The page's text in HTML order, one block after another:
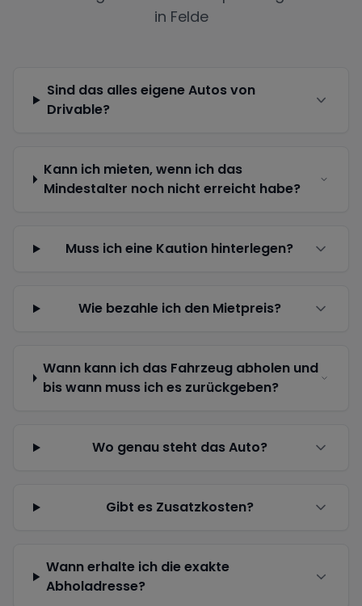
in Felde
Sind das alles eigene Autos von
Drivable?
Kann ich mieten, wenn ich das
Mindestalter noch nicht erreicht habe?
Muss ich eine Kaution hinterlegen?
Wie bezahle ich den Mietpreis?
Wann kann ich das Fahrzeug abholen und
bis wann muss ich es zurückgeben?
Wo genau steht das Auto?
Gibt es Zusatzkosten?
Wann erhalte ich die exakte
Abholadresse?